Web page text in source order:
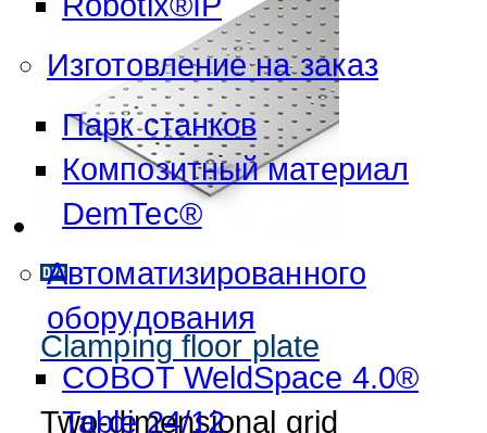
Изготовление на заказ
Парк станков
Композитный материал
DemTec®
Aвтоматизированного
оборудования
COBOT WeldSpace 4.0®
Table 24/12
Clamping floor plate
Two-dimensional grid